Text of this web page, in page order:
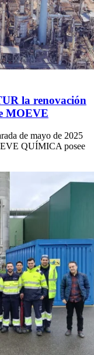
la renovación
MOEVE
de mayo de 2025
QUÍMICA posee